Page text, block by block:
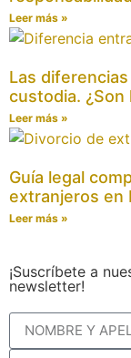
Leer más »
Las
custodia. ¿Son
Leer más »
Guía legal
extranjeros en
Leer más »
¡Suscríbete a
newsletter!